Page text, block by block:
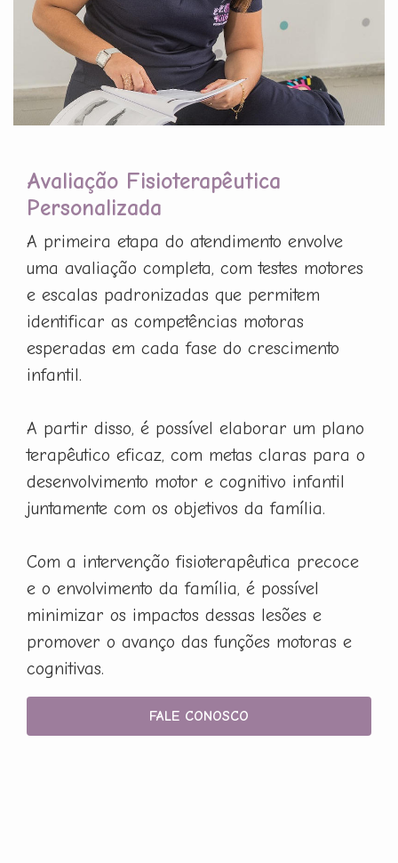
Avaliação Fisioterapêutica
Personalizada
A primeira etapa do atendimento envolve
uma avaliação completa, com testes motores
e escalas padronizadas que permitem
identificar as competências motoras
esperadas em cada fase do crescimento
infantil.
A partir disso, é possível elaborar um plano
terapêutico eficaz, com metas claras para o
desenvolvimento motor e cognitivo infantil
juntamente com os objetivos da família.
Com a intervenção fisioterapêutica precoce
e o envolvimento da família, é possível
minimizar os impactos dessas lesões e
promover o avanço das funções motoras e
cognitivas.
FALE CONOSCO